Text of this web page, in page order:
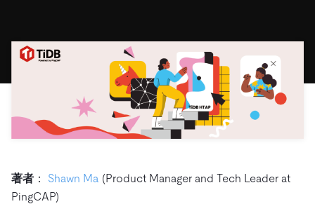
TiSpark
OSS Insight
運用インテリジェンスの活用
MySQLワークロードの近代化
Build GenAI Applications
PingCAP University
TiDB Labs 認定資格試験
お客様のデータの機密性、可用性、安全性について紹介し
会社概要
お問い合わせ
開発者ガイド
無料で始める
著者 ： Shawn Ma (Product Manager and Tech Leader at
PingCAP)